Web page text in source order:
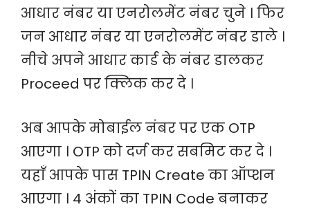
आधार नंबर या एनरोलमेंट नंबर चुने । फिर
जन आधार नंबर या एनरोलमेंट नंबर डाले ।
नीचे अपने आधार कार्ड के नंबर डालकर
Proceed पर क्लिक कर दे ।
अब आपके मोबाईल नंबर पर एक OTP
आएगा । OTP को दर्ज कर सबमिट कर दे ।
यहाँ आपके पास TPIN Create का ऑप्शन
आएगा । 4 अंकों का TPIN Code बनाकर